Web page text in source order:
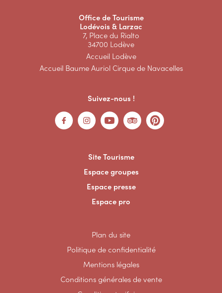
Office de Tourisme
Lodévois & Larzac
7, Place du Rialto
34700 Lodève
Accueil Lodève
Accueil Baume Auriol Cirque de Navacelles
Suivez-nous !
Site Tourisme
Espace groupes
Espace presse
Espace pro
Plan du site
Politique de confidentialité
Mentions légales
Conditions générales de vente